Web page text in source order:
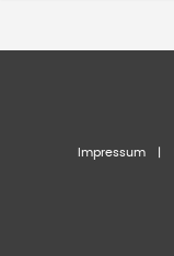
Impressum